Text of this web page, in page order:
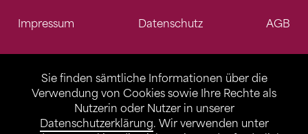
Sie finden sämtliche Informationen über die
Verwendung von Cookies sowie Ihre Rechte als
Nutzerin oder Nutzer in unserer
Datenschutzerklärung. Wir verwenden unter
Impressum Datenschutz AGB